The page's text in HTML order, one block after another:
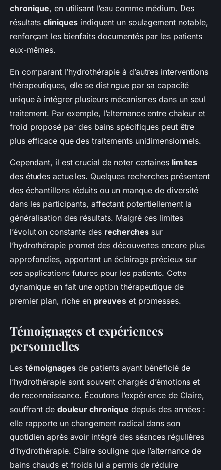
chronique, en utilisant l’eau comme médium. Des
résultats cliniques indiquent un soulagement notable,
renforçant les bienfaits documentés par les patients
eux-mêmes.
En comparant l’hydrothérapie à d’autres interventions
thérapeutiques, elle se distingue par sa capacité
unique à intégrer plusieurs mécanismes dans un seul
traitement. Par exemple, l’alternance entre chaleur et
froid proposé par des bains spécifiques peut être
plus efficace que des traitements unidimensionnels.
Cependant, il est crucial de noter certaines limites
des études actuelles. Quelques recherches présentent
des échantillons réduits ou un manque de diversité
dans les participants, affectant potentiellement la
généralisation des résultats. Malgré ces limites,
l’évolution constante des recherches sur
l’hydrothérapie promet des découvertes encore plus
approfondies, apportant un éclairage précieux sur
ses applications futures pour les patients. Cette
dynamique en fait une option thérapeutique de
premier plan, riche en preuves et promesses.
Témoignages et expériences
personnelles
Les témoignages de patients ayant bénéficié de
l’hydrothérapie sont souvent chargés d’émotions et
de reconnaissance. Écoutons l’expérience de Claire,
souffrant de douleur chronique depuis des années :
elle rapporte un changement radical dans son
quotidien après avoir intégré des séances régulières
d’hydrothérapie. Claire souligne que l’alternance de
bains chauds et froids lui a permis de réduire